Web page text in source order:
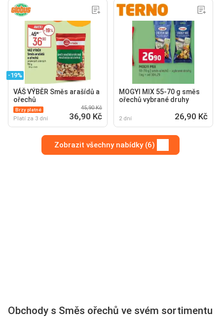
-19%
VÁŠ VÝBĚR Směs arašídů a
ořechů
Brzy platné
Platí za 3 dní
45,90 Kč
36,90 Kč
MOGYI MIX 55-70 g směs
ořechů vybrané druhy
2 dní 26,90 Kč
Zobrazit všechny nabídky (6)
Obchody s Směs ořechů ve svém sortimentu